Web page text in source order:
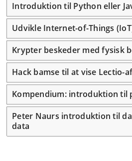
Introduktion til Python eller
Udvikle Internet-of-Things
Krypter beskeder med fysisk
Hack bamse til at vise Lectio-
Kompendium: introduktion til
Peter Naurs introduktion til
data